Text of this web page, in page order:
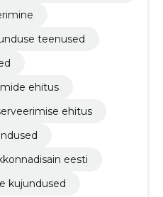
teenused
ehitus
ehitus
eesti
kujundused